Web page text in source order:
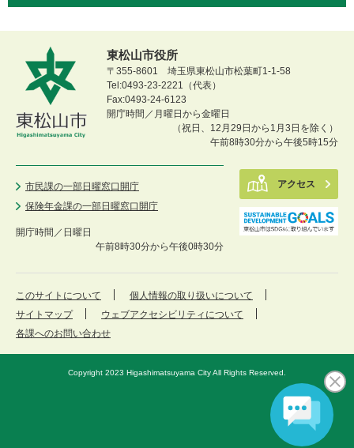
東松山市役所
〒355-8601 埼玉県東松山市松葉町1-1-58
Tel:0493-23-2221（代表）
Fax:0493-24-6123
開庁時間／月曜日から金曜日
（祝日、12月29日から1月3日を除く）
午前8時30分から午後5時15分
市民課の一部日曜窓口開庁
保険年金課の一部日曜窓口開庁
開庁時間／ 日曜日
午前8時30分から午後0時30分
アクセス
このサイトについて
個人情報の取り扱いについて
サイトマップ
ウェブアクセシビリティについて
各課へのお問い合わせ
Copyright 2023 Higashimatsuyama City All Rights Reserved.